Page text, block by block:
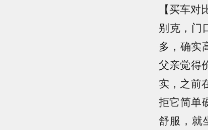
【买车
别克，门
多，确实
父亲觉得
实，之前
拒它简单
舒服，就